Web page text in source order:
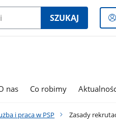
SZUKAJ
nas Co robimy
i praca w PSP Zasady